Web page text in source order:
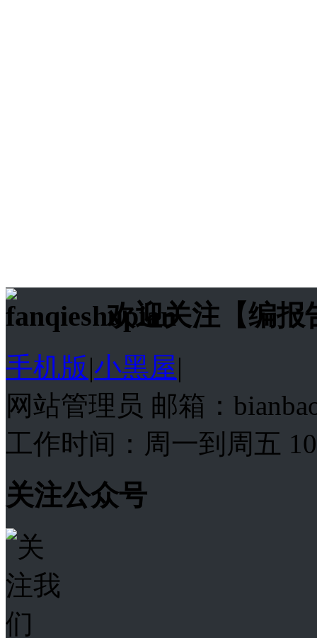
欢迎关注【编报
手机版|小黑屋|
网站管理员 邮箱：
工作时间：周一到周五
关注公众号